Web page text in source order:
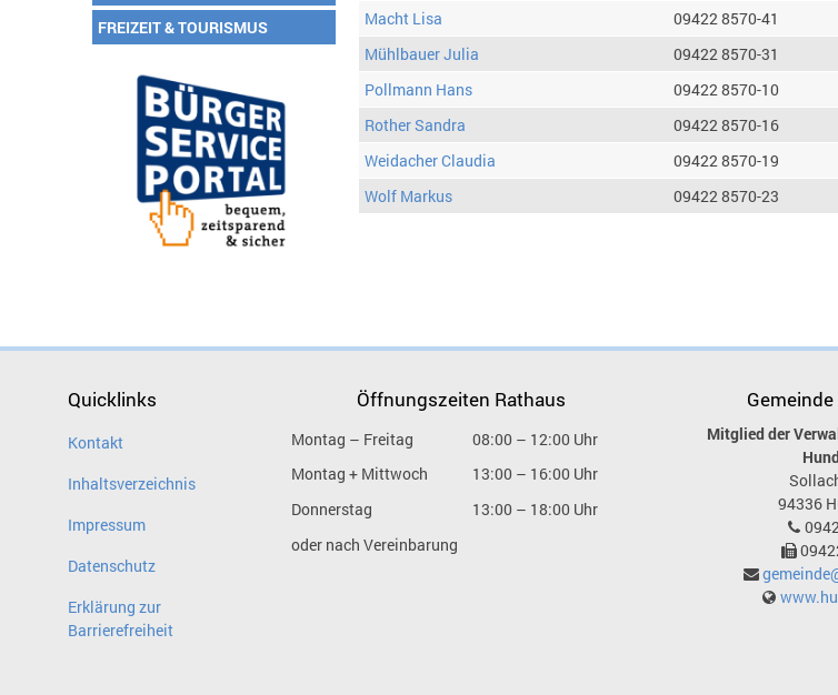
FREIZEIT & TOURISMUS
Macht Lisa
09422 8570-41
Mühlbauer Julia
09422 8570-31
Pollmann Hans
09422 8570-10
Rother Sandra
09422 8570-16
Weidacher Claudia
09422 8570-19
Wolf Markus
09422 8570-23
Quicklinks
Kontakt
Inhaltsverzeichnis
Impressum
Datenschutz
Erklärung zur
Barrierefreiheit
Öffnungszeiten Rathaus
Montag – Freitag
08:00 – 12:00 Uhr
Montag + Mittwoch
13:00 – 16:00 Uhr
Donnerstag
13:00 – 18:00 Uhr
oder nach Vereinbarung
Mitglied der
94336